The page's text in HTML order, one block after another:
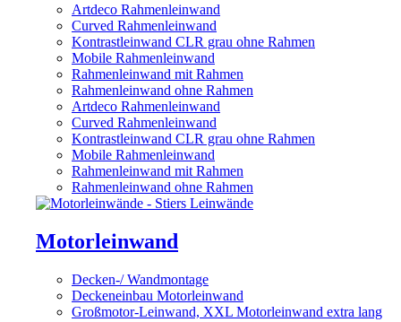
Artdeco Rahmenleinwand
Curved Rahmenleinwand
Kontrastleinwand CLR grau ohne Rahmen
Mobile Rahmenleinwand
Rahmenleinwand mit Rahmen
Rahmenleinwand ohne Rahmen
Artdeco Rahmenleinwand
Curved Rahmenleinwand
Kontrastleinwand CLR grau ohne Rahmen
Mobile Rahmenleinwand
Rahmenleinwand mit Rahmen
Rahmenleinwand ohne Rahmen
Motorleinwand
Decken-/ Wandmontage
Deckeneinbau Motorleinwand
Großmotor-Leinwand, XXL Motorleinwand extra lang